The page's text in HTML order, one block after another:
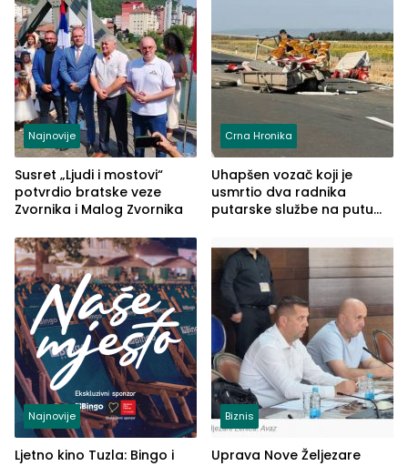
Najnovije
Susret „Ljudi i mostovi“
potvrdio bratske veze
Zvornika i Malog Zvornika
Crna Hronika
Uhapšen vozač koji je
usmrtio dva radnika
putarske službe na putu
(FOTO)
Najnovije
Ljetno kino Tuzla: Bingo i
Biznis
Uprava Nove Željezare